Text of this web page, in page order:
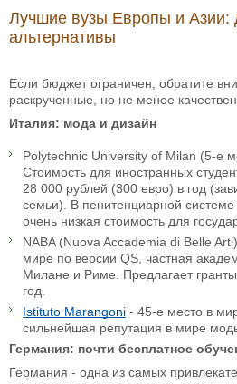
Лучшие вузы Европы и Азии:
альтернативы
Если бюджет ограничен, обратите
раскрученные, но не менее
Италия: мода и дизайн
Polytechnic University of Milan (5-е
Стоимость для иностранных
28 000 рублей (300 евро) в год
семьи). В пенитенциарной
очень низкая стоимость для
NABA (Nuova Accademia di Belle
мире по версии QS, частная
Милане и Риме. Предлагает
год.
Istituto Marangoni - 45-е место в
сильнейшая репутация в мире
Германия: почти бесплатное
Германия - одна из самых